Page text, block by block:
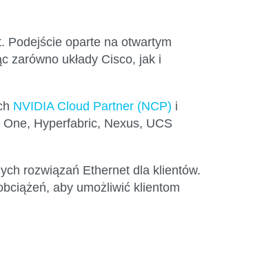
Podejście oparte na otwartym
zarówno układy Cisco, jak i
NVIDIA Cloud Partner (NCP) i
Hyperfabric, Nexus, UCS
rozwiązań Ethernet dla klientów.
aby umożliwić klientom